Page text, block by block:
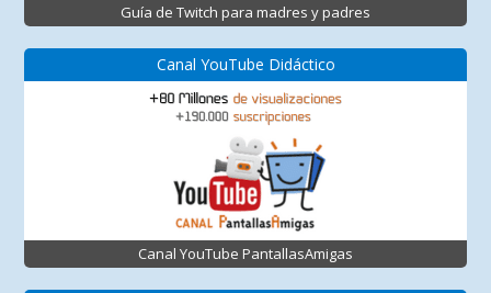
Guía de Twitch para madres y padres
Canal YouTube Didáctico
Canal YouTube PantallasAmigas